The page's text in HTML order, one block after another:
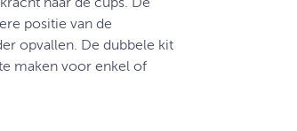
positie van de
opvallen. De dubbele kit
maken voor enkel of